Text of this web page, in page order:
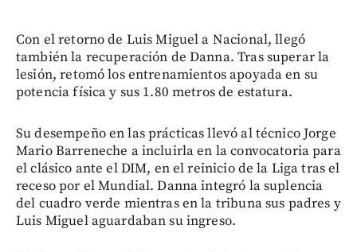
Con el retorno de Luis Miguel a Nacional, llegó
también la recuperación de Danna. Tras superar la
lesión, retomó los entrenamientos apoyada en su
potencia física y sus 1.80 metros de estatura.
Su desempeño en las prácticas llevó al técnico Jorge
Mario Barreneche a incluirla en la convocatoria para
el clásico ante el DIM, en el reinicio de la Liga tras el
receso por el Mundial. Danna integró la suplencia
del cuadro verde mientras en la tribuna sus padres y
Luis Miguel aguardaban su ingreso.